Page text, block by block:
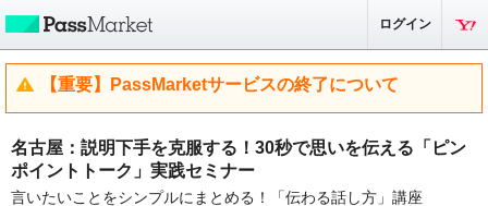
ログイン
【重要】PassMarketサービスの終了について
名古屋：説明下手を克服する！30秒で思いを伝える「ピン
ポイントトーク」実践セミナー
言いたいことをシンプルにまとめる！「伝わる話し方」講座